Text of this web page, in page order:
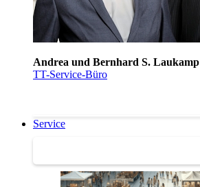
Andrea und Bernhard S. Laukamp
TT-Service-Büro
Service